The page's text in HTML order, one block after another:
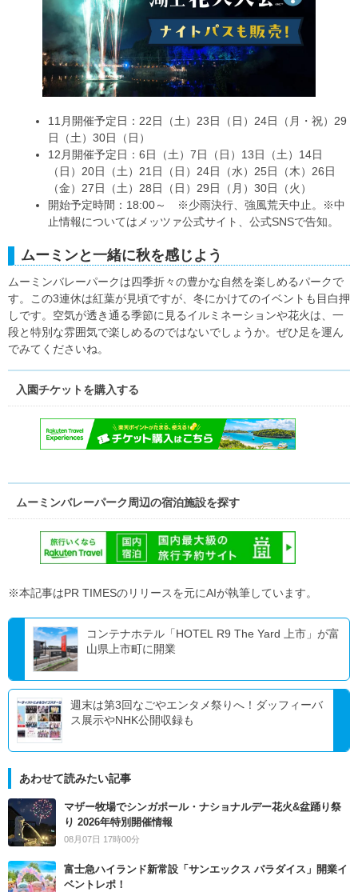
11月開催予定日：22日（土）23日（日）24日（月・祝）29
日（土）30日（日）
12月開催予定日：6日（土）7日（日）13日（土）14日
（日）20日（土）21日（日）24日（水）25日（木）26日
（金）27日（土）28日（日）29日（月）30日（火）
開始予定時間：18:00～ ※少雨決行、強風荒天中止。※中
止情報についてはメッツァ公式サイト、公式SNSで告知。
ムーミンと一緒に秋を感じよう
ムーミンバレーパークは四季折々の豊かな自然を楽しめるパークで
す。この3連休は紅葉が見頃ですが、冬にかけてのイベントも目白押
しです。空気が透き通る季節に見るイルミネーションや花火は、一
段と特別な雰囲気で楽しめるのではないでしょうか。ぜひ足を運ん
でみてくださいね。
入園チケットを購入する
ムーミンバレーパーク周辺の宿泊施設を探す
※本記事はPR TIMESのリリースを元にAIが執筆しています。
コンテナホテル「HOTEL R9 The Yard 上市」が富
山県上市町に開業
週末は第3回なごやエンタメ祭りへ！ダッフィーバ
ス展示やNHK公開収録も
あわせて読みたい記事
マザー牧場でシンガポール・ナショナルデー花火&盆踊り祭
り 2026年特別開催情報
08月07日 17時00分
富士急ハイランド新常設「サンエックス パラダイス」開業イ
ベントレポ！